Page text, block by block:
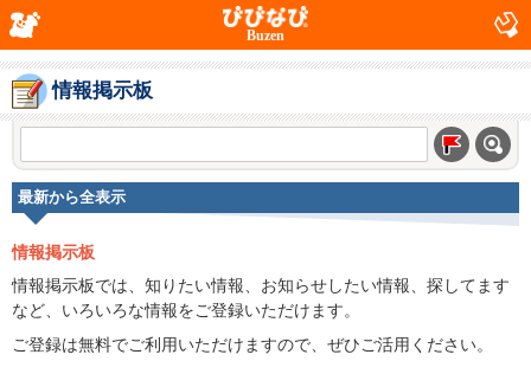
Buzen
情報掲示板
最新から全表示
情報掲示板
情報掲示板では、知りたい情報、お知らせしたい情報、探してます
など、いろいろな情報をご登録いただけます。
ご登録は無料でご利用いただけますので、ぜひご活用ください。